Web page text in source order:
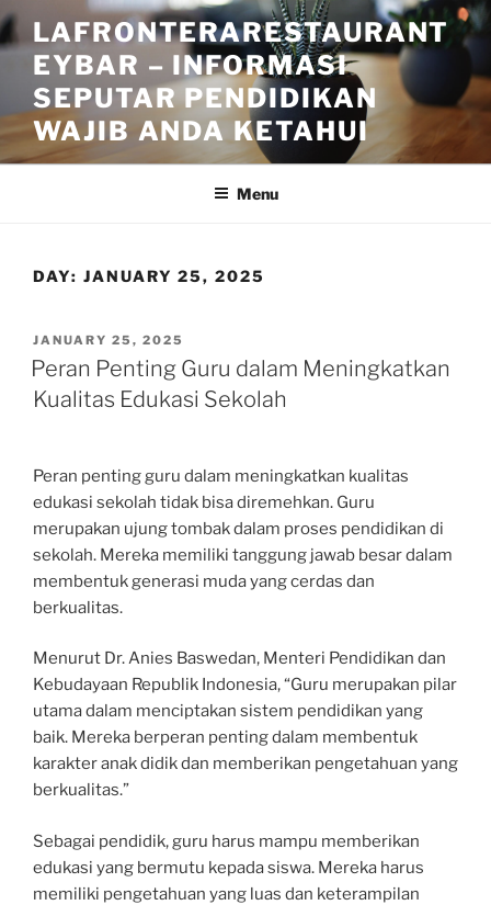
Skip
to
content
LAFRONTERARESTAURANT
EYBAR – INFORMASI
SEPUTAR PENDIDIKAN
WAJIB ANDA KETAHUI
Menu
DAY: JANUARY 25, 2025
POSTED
ON
JANUARY 25, 2025
Peran Penting Guru dalam Meningkatkan
Kualitas Edukasi Sekolah
Peran penting guru dalam meningkatkan kualitas
edukasi sekolah tidak bisa diremehkan. Guru
merupakan ujung tombak dalam proses pendidikan di
sekolah. Mereka memiliki tanggung jawab besar dalam
membentuk generasi muda yang cerdas dan
berkualitas.
Menurut Dr. Anies Baswedan, Menteri Pendidikan dan
Kebudayaan Republik Indonesia, “Guru merupakan pilar
utama dalam menciptakan sistem pendidikan yang
baik. Mereka berperan penting dalam membentuk
karakter anak didik dan memberikan pengetahuan yang
berkualitas.”
Sebagai pendidik, guru harus mampu memberikan
edukasi yang bermutu kepada siswa. Mereka harus
memiliki pengetahuan yang luas dan keterampilan